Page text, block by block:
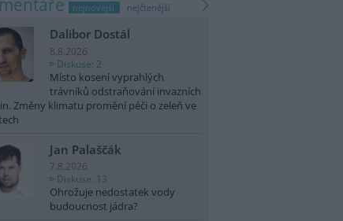
nejnovější nejčtenější
Dalibor Dostál
8.8.2026
Diskuse: 2
Místo kosení vyprahlých
trávníků odstraňování invazních
Změny klimatu promění péči o zeleň ve
Jan Palaščák
7.8.2026
Diskuse: 13
Ohrožuje nedostatek vody
budoucnost jádra?